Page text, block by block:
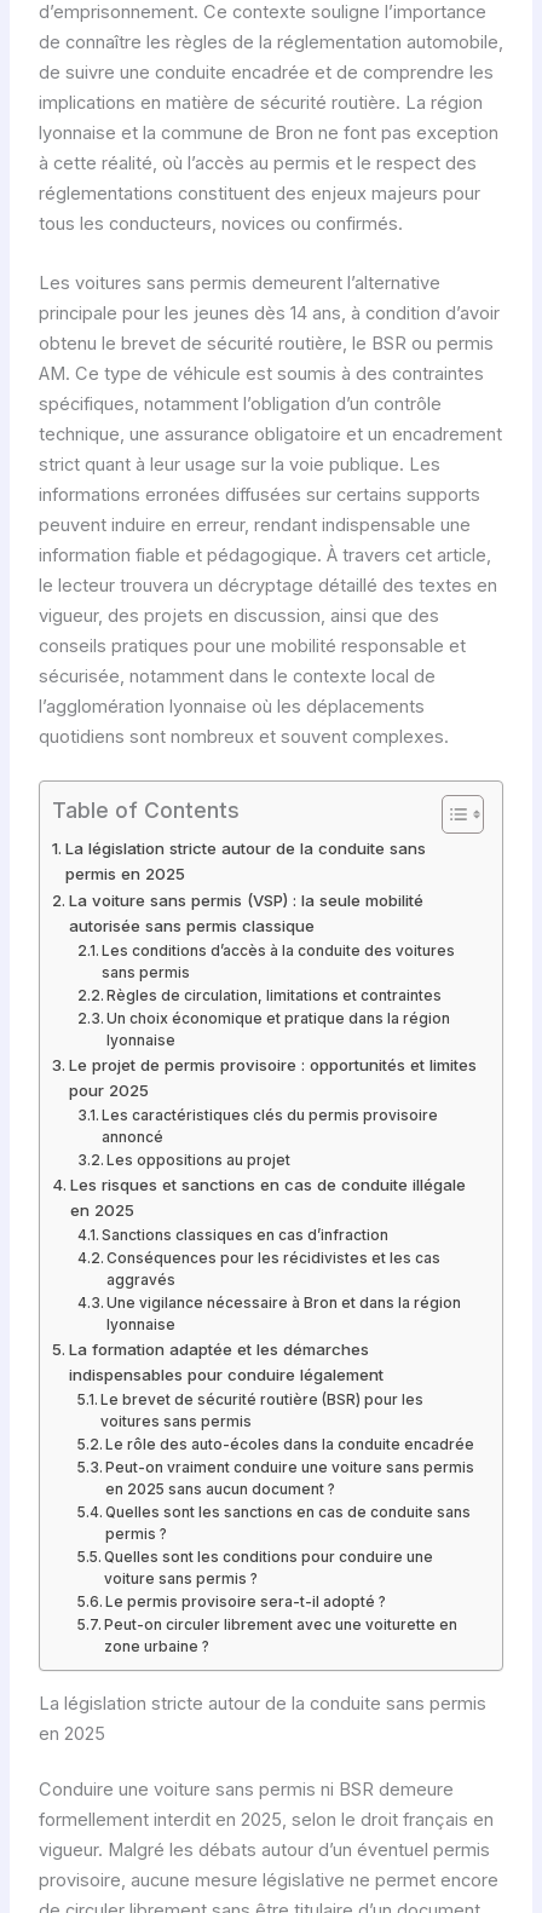
d’emprisonnement. Ce contexte souligne l’importance
de connaître les règles de la réglementation automobile,
de suivre une conduite encadrée et de comprendre les
implications en matière de sécurité routière. La région
lyonnaise et la commune de Bron ne font pas exception
à cette réalité, où l’accès au permis et le respect des
réglementations constituent des enjeux majeurs pour
tous les conducteurs, novices ou confirmés.
Les voitures sans permis demeurent l’alternative
principale pour les jeunes dès 14 ans, à condition d’avoir
obtenu le brevet de sécurité routière, le BSR ou permis
AM. Ce type de véhicule est soumis à des contraintes
spécifiques, notamment l’obligation d’un contrôle
technique, une assurance obligatoire et un encadrement
strict quant à leur usage sur la voie publique. Les
informations erronées diffusées sur certains supports
peuvent induire en erreur, rendant indispensable une
information fiable et pédagogique. À travers cet article,
le lecteur trouvera un décryptage détaillé des textes en
vigueur, des projets en discussion, ainsi que des
conseils pratiques pour une mobilité responsable et
sécurisée, notamment dans le contexte local de
l’agglomération lyonnaise où les déplacements
quotidiens sont nombreux et souvent complexes.
Table of Contents
La législation stricte autour de la conduite sans
permis en 2025
La voiture sans permis (VSP) : la seule mobilité
autorisée sans permis classique
Les conditions d’accès à la conduite des voitures
sans permis
Règles de circulation, limitations et contraintes
Un choix économique et pratique dans la région
lyonnaise
Le projet de permis provisoire : opportunités et limites
pour 2025
Les caractéristiques clés du permis provisoire
annoncé
Les oppositions au projet
Les risques et sanctions en cas de conduite illégale
en 2025
Sanctions classiques en cas d’infraction
Conséquences pour les récidivistes et les cas
aggravés
Une vigilance nécessaire à Bron et dans la région
lyonnaise
La formation adaptée et les démarches
indispensables pour conduire légalement
Le brevet de sécurité routière (BSR) pour les
voitures sans permis
Le rôle des auto-écoles dans la conduite encadrée
Peut-on vraiment conduire une voiture sans permis
en 2025 sans aucun document ?
Quelles sont les sanctions en cas de conduite sans
permis ?
Quelles sont les conditions pour conduire une
voiture sans permis ?
Le permis provisoire sera-t-il adopté ?
Peut-on circuler librement avec une voiturette en
zone urbaine ?
La législation stricte autour de la conduite sans permis
en 2025
Conduire une voiture sans permis ni BSR demeure
formellement interdit en 2025, selon le droit français en
vigueur. Malgré les débats autour d’un éventuel permis
provisoire, aucune mesure législative ne permet encore